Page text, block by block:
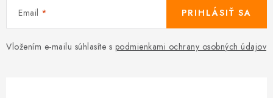
Email
Vložením e-mailu súhlasíte s podmienkami ochrany osobných údajov
PRIHLÁSIŤ SA